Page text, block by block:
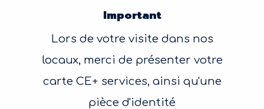
Important
Lors de votre visite dans nos
locaux, merci de présenter votre
carte CE+ services, ainsi qu'une
pièce d'identité